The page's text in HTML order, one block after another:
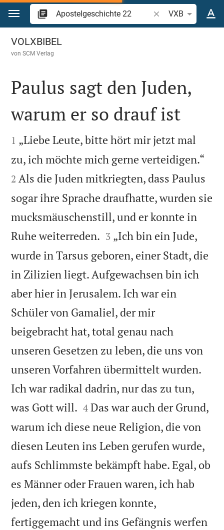
Zum Inhalt springen
Bibelstelle oder
VXB
Apostelgeschichte 22
VOLXBIBEL
vonSCM Verlag

Paulus sagt den Juden,
warum er so drauf ist

1 „Liebe Leute, bitte hört mir jetzt mal
zu, ich möchte mich gerne verteidigen.“
2 Als die Juden mitkriegten, dass Paulus
sogar ihre Sprache draufhatte, wurden sie
mucksmäuschenstill, und er konnte in
Ruhe weiterreden. 

3 „Ich bin ein Jude,
wurde in Tarsus geboren, einer Stadt, die
in Zilizien liegt. Aufgewachsen bin ich
aber hier in Jerusalem. Ich war ein
Schüler von Gamaliel, der mir
beigebracht hat, total genau nach
unseren Gesetzen zu leben, die uns von
unseren Vorfahren übermittelt wurden.
Ich war radikal dadrin, nur das zu tun,
was Gott will. 

4 Das war auch der Grund,
warum ich diese neue Religion, die von
diesen Leuten ins Leben gerufen wurde,
aufs Schlimmste bekämpft habe. Egal, ob
es Männer oder Frauen waren, ich hab
jeden, den ich kriegen konnte,
fertiggemacht und ins Gefängnis werfen